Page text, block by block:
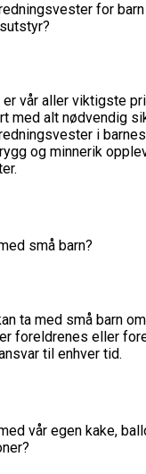
for
vår aller viktigste
med alt nødvendig
i
og minnerik
små barn?
ta med små barn
foreldrenes eller
til enhver tid.
vår egen kake,